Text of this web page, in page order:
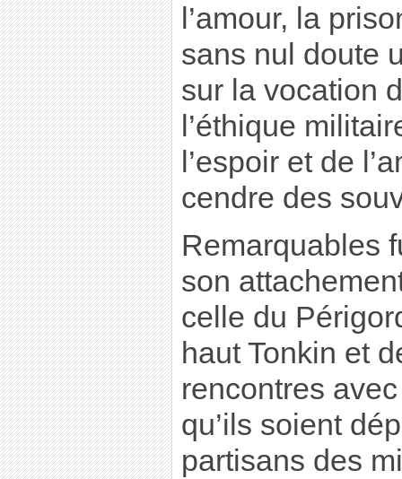
l’amour, la
sans nul doute
sur la vocation
l’éthique
l’espoir et de
cendre des
Remarquables
son
celle du
haut Tonkin et
rencontres
qu’ils soient
partisans des